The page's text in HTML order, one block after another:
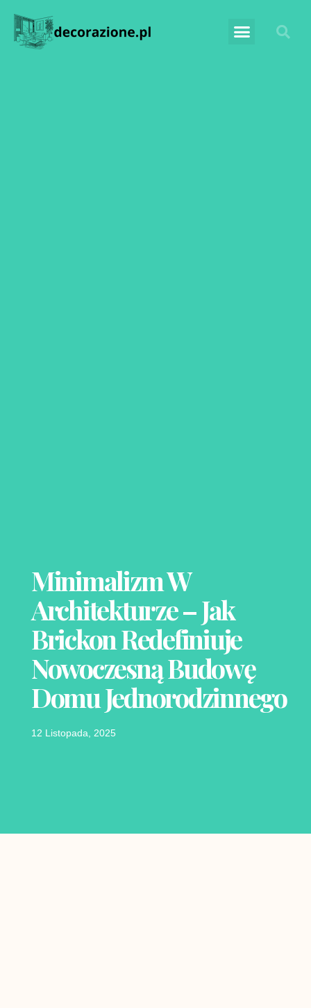
Minimalizm W
Architekturze – Jak
Brickon Redefiniuje
Nowoczesną Budowę
Domu Jednorodzinnego
12 Listopada, 2025